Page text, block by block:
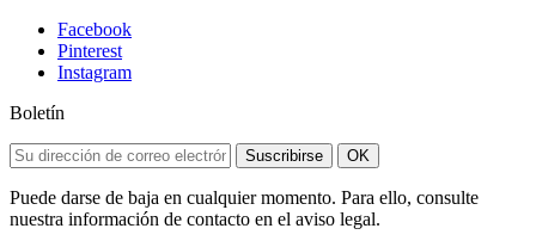
Facebook
Pinterest
Instagram
Boletín
Suscribirse OK
Puede darse de baja en cualquier momento. Para ello, consulte
nuestra información de contacto en el aviso legal.